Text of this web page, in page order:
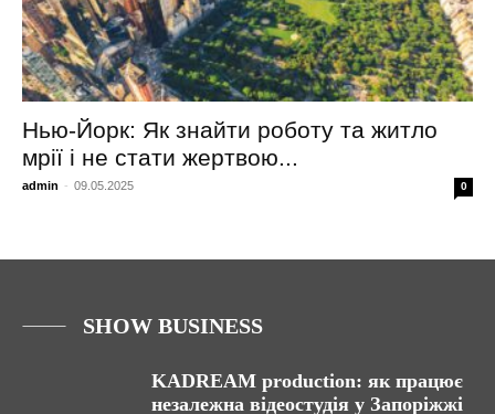
Нью-Йорк: Як знайти роботу та житло
мрії і не стати жертвою...
admin - 09.05.2025 0
SHOW BUSINESS
KADREAM production: як працює
незалежна відеостудія у Запоріжжі